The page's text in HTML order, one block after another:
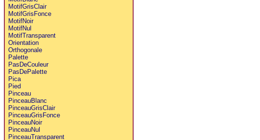
MotifGrisClair
MotifGrisFonce
MotifNoir
MotifNul
MotifTransparent
Orientation
Orthogonale
Palette
PasDeCouleur
PasDePalette
Pica
Pied
Pinceau
PinceauBlanc
PinceauGrisClair
PinceauGrisFonce
PinceauNoir
PinceauNul
PinceauTransparent